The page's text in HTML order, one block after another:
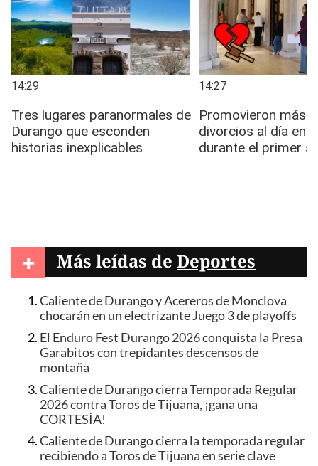
+ Más leídas de Deportes
Caliente de Durango y Acereros de Monclova
chocarán en un electrizante Juego 3 de playoffs
El Enduro Fest Durango 2026 conquista la Presa
Garabitos con trepidantes descensos de
montaña
Caliente de Durango cierra Temporada Regular
2026 contra Toros de Tijuana, ¡gana una
CORTESÍA!
Caliente de Durango cierra la temporada regular
recibiendo a Toros de Tijuana en serie clave